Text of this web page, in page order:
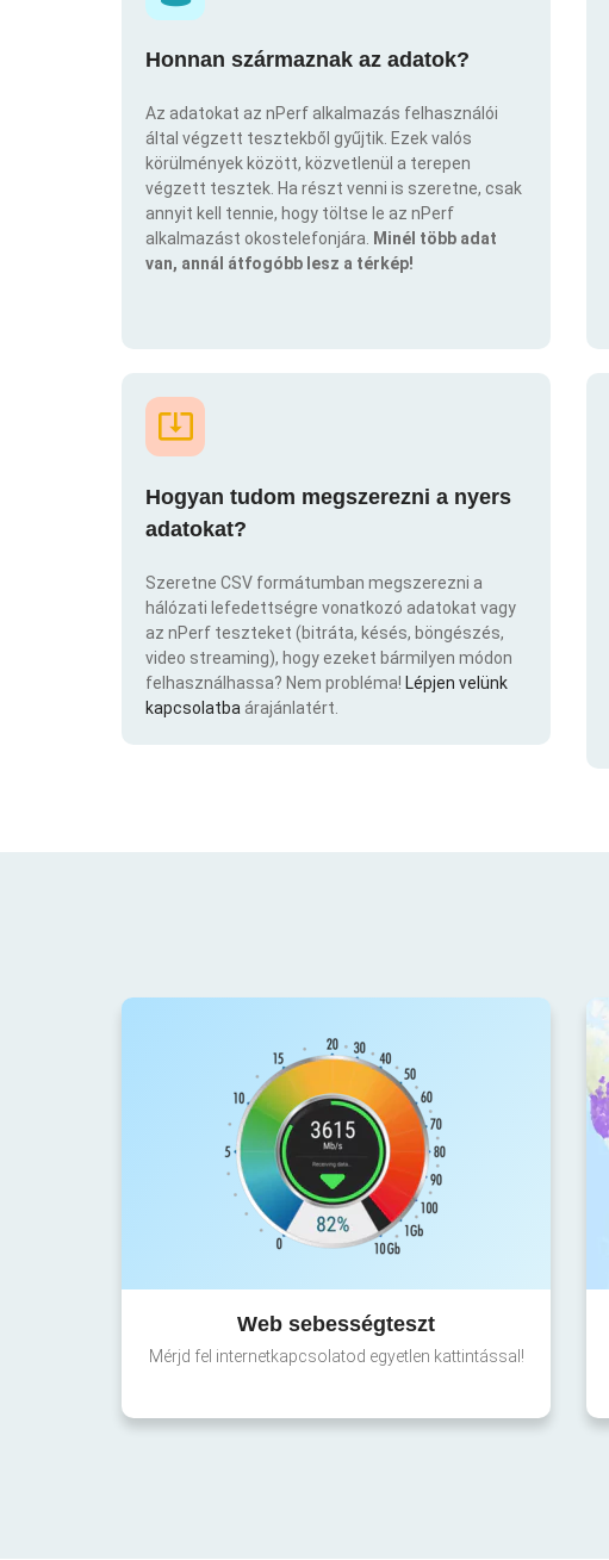
Honnan származnak az adatok?
Az adatokat az nPerf alkalmazás felhasználói
által végzett tesztekből gyűjtik. Ezek valós
körülmények között, közvetlenül a terepen
végzett tesztek. Ha részt venni is szeretne, csak
annyit kell tennie, hogy töltse le az nPerf
alkalmazást okostelefonjára.
Minél több adat
van, annál átfogóbb lesz a térkép!
Hogyan tudom megszerezni a nyers
adatokat?
Szeretne CSV formátumban megszerezni a
hálózati lefedettségre vonatkozó adatokat vagy
az nPerf teszteket (bitráta, késés, böngészés,
video streaming), hogy ezeket bármilyen módon
felhasználhassa? Nem probléma! Lépjen velünk
kapcsolatba árajánlatért.
Web sebességteszt
Mérjd fel internetkapcsolatod egyetlen kattintással!